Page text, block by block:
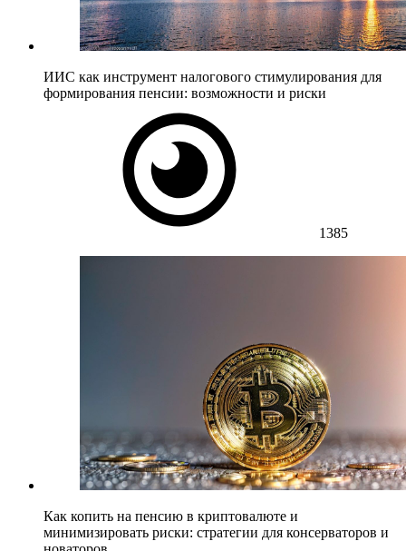
ИИС как инструмент налогового стимулирования для
формирования пенсии: возможности и риски
1385
Как копить на пенсию в криптовалюте и
минимизировать риски: стратегии для консерваторов и